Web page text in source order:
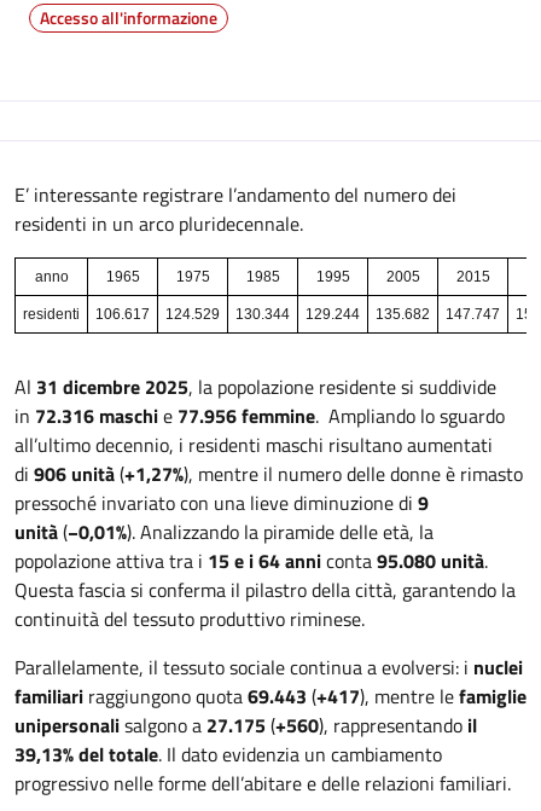
Accesso all'informazione
Descrizione
E’ interessante registrare l’andamento del numero dei
residenti in un arco pluridecennale.
anno 1965 1975 1985 1995 2005 2015
residenti 106.617 124.529 130.344 129.244 135.682 147.747
Al 31 dicembre 2025, la popolazione residente si suddivide
in 72.316 maschie 77.956 femmine. Ampliando lo sguardo
all’ultimo decennio, i residenti maschi risultano aumentati
di 906 unità(+1,27%), mentre il numero delle donne è rimasto
pressoché invariato con una lieve diminuzione di 9
unità(−0,01%). Analizzando la piramide delle età, la
popolazione attiva tra i 15 e i 64 anniconta95.080 unità.
Questa fascia si conferma il pilastro della città, garantendo la
continuità del tessuto produttivo riminese.
Parallelamente, il tessuto sociale continua a evolversi: i nuclei
familiari raggiungono quota69.443 (+417), mentre lefamiglie
unipersonalisalgono a 27.175(+560), rappresentando il
39,13% del totale. Il dato evidenzia un cambiamento
progressivo nelle forme dell’abitare e delle relazioni familiari.